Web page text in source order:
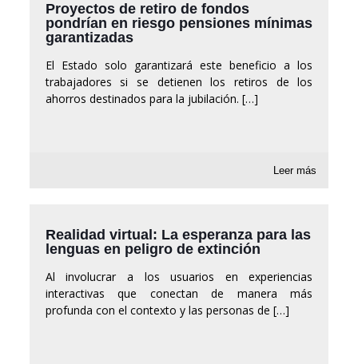
Proyectos de retiro de fondos
pondrían en riesgo pensiones mínimas
garantizadas
El Estado solo garantizará este beneficio a los
trabajadores si se detienen los retiros de los
ahorros destinados para la jubilación. […]
Leer más
Realidad virtual: La esperanza para las
lenguas en peligro de extinción
Al involucrar a los usuarios en experiencias
interactivas que conectan de manera más
profunda con el contexto y las personas de […]